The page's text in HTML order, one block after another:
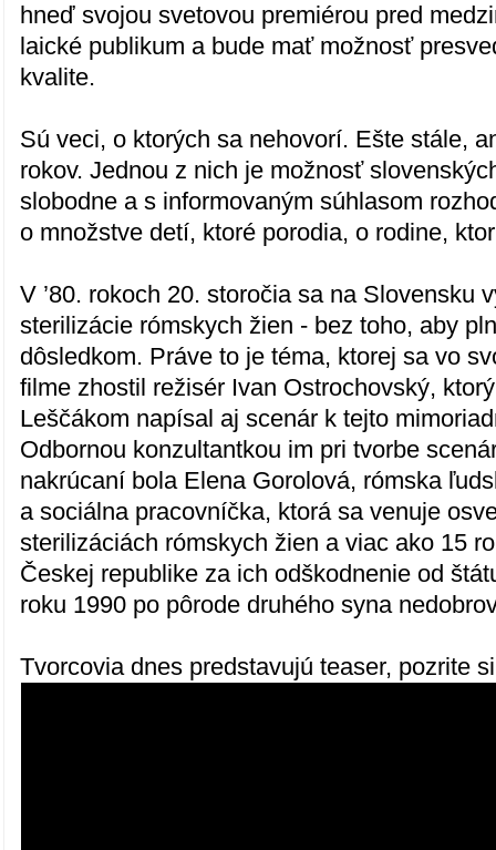
hneď svojou svetovou premiérou pred
laické publikum a bude mať možnosť
kvalite.
Sú veci, o ktorých sa nehovorí. Ešte stále,
rokov. Jednou z nich je možnosť
slobodne a s informovaným súhlasom
o množstve detí, ktoré porodia, o rodine,
V ’80. rokoch 20. storočia sa na Slovensku
sterilizácie rómskych žien - bez toho, aby
dôsledkom. Práve to je téma, ktorej sa vo
filme zhostil režisér Ivan Ostrochovský,
Leščákom napísal aj scenár k tejto
Odbornou konzultantkou im pri tvorbe
nakrúcaní bola Elena Gorolová, rómska
a sociálna pracovníčka, ktorá sa venuje
sterilizáciách rómskych žien a viac ako 15
Českej republike za ich odškodnenie od
roku 1990 po pôrode druhého syna
Tvorcovia dnes predstavujú teaser, pozrite